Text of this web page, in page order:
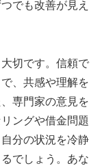
でも改善が見え
切です。信頼で
、共感や理解を
専門家の意見を
ングや借金問題
分の状況を冷静
でしょう。あな